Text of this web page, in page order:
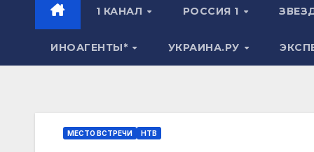
1 КАНАЛ РОССИЯ 1
ИНОАГЕНТЫ* УКРАИНА.РУ
МЕСТО ВСТРЕЧИ НТВ